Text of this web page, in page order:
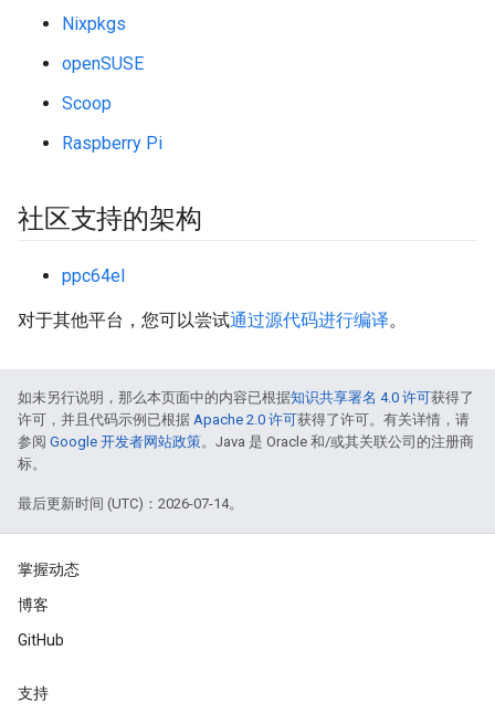
Nixpkgs
openSUSE
Scoop
Raspberry Pi
社区支持的架构
ppc64el
对于其他平台，您可以尝试通过源代码进行编译。
如未另行说明，那么本页面中的内容已根据知识共享署名 4.0 许可获得了
许可，并且代码示例已根据 Apache 2.0 许可获得了许可。有关详情，请
参阅 Google 开发者网站政策。Java 是 Oracle 和/或其关联公司的注册商
标。
最后更新时间 (UTC)：2026-07-14。
掌握动态
博客
GitHub
支持